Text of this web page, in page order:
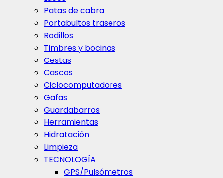
Patas de cabra
Portabultos traseros
Rodillos
Timbres y bocinas
Cestas
Cascos
Ciclocomputadores
Gafas
Guardabarros
Herramientas
Hidratación
Limpieza
TECNOLOGÍA
GPS/Pulsómetros